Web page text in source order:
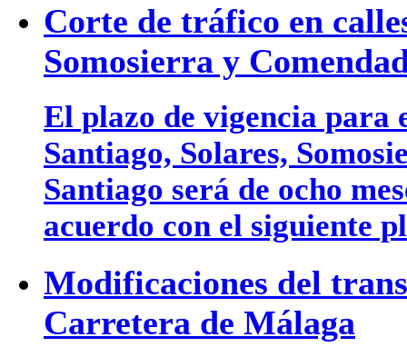
Corte de tráfico en
Somosierra y
El plazo de vigencia para
Santiago, Solares,
Santiago será de ocho
acuerdo con el siguiente
Modificaciones del
Carretera de Málaga